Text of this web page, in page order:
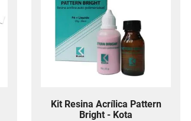
Kit Resina Acrílica Pattern
Bright - Kota